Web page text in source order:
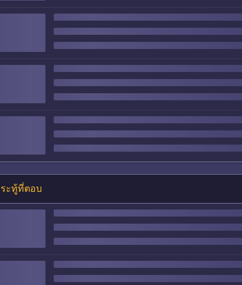
ะทู้ที่ตอบ